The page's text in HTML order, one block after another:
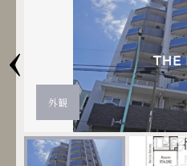
外観
‹